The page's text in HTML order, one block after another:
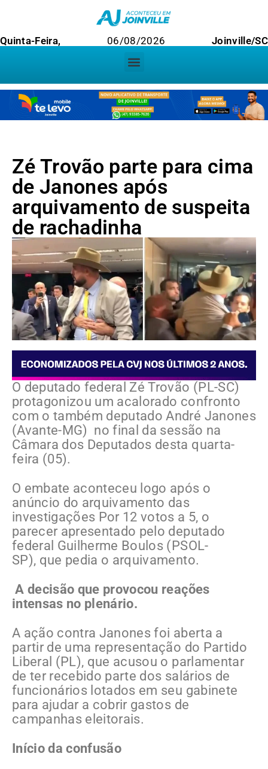
Quinta-Feira, 06/08/2026 Joinville/SC
Zé Trovão parte para cima
de Janones após
arquivamento de suspeita
de rachadinha
O deputado federal Zé Trovão (PL-SC)
protagonizou um acalorado confronto
com o também deputado André Janones
(Avante-MG) no final da sessão na
Câmara dos Deputados desta quarta-
feira (05).
O embate aconteceu logo após o
anúncio do arquivamento das
investigações Por 12 votos a 5, o
parecer apresentado pelo deputado
federal Guilherme Boulos (PSOL-
SP), que pedia o arquivamento.
A decisão que provocou reações
intensas no plenário.
A ação contra Janones foi aberta a
partir de uma representação do Partido
Liberal (PL), que acusou o parlamentar
de ter recebido parte dos salários de
funcionários lotados em seu gabinete
para ajudar a cobrir gastos de
campanhas eleitorais.
Início da confusão